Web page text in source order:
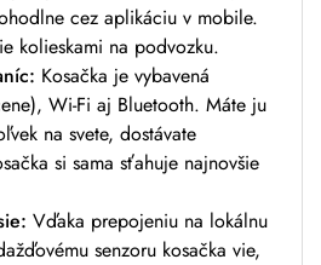
cez aplikáciu v mobile.
kolieskami na podvozku.
Kosačka je vybavená
Wi-Fi aj Bluetooth. Máte ju
na svete, dostávate
si sama sťahuje najnovšie
Vďaka prepojeniu na lokálnu
senzoru kosačka vie,